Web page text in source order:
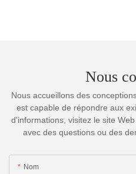
Nous
Nous accueillons des
est capable de répondre aux
d'informations, visitez le site
avec des questions ou des
Nom